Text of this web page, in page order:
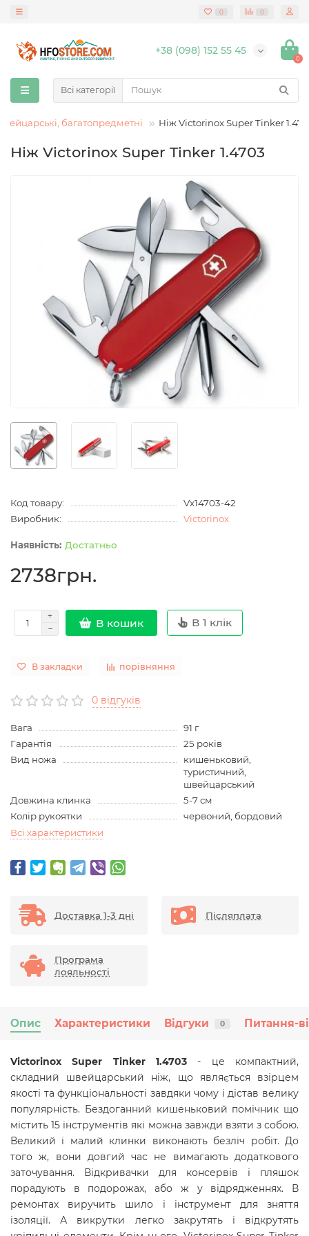
0 0
+38 (098) 152 55 45
0
Всі категорії
багатопредметні Ніж Victorinox Super Tinker
Ніж Victorinox Super Tinker 1.4703
Код товару:
Vx14703-42
Виробник:
Victorinox
Достатньо
2738грн.
В кошик В 1 клік
В закладки порівняння
0 відгуків
Вага
91 г
Гарантія
25 років
Вид ножа
кишеньковий,
туристичний,
швейцарський
Довжина клинка
5-7 см
Колір рукоятки
червоний, бордовий
Всі характеристики
Доставка 1-3 дні Післяплата
Програма
лояльності
Опис Характеристики Відгуки 0 Питання-
Victorinox Super Tinker 1.4703 - це компактний,
складний швейцарський ніж, що являється взірцем
якості та функціональності завдяки чому і дістав велику
популярність. Бездоганний кишеньковий помічник що
містить 15 інструментів які можна завжди взяти з собою.
Великий і малий клинки виконають безліч робіт. До
того ж, вони довгий час не вимагають додаткового
заточування. Відкривачки для консервів і пляшок
порадують в подорожах, або ж у відрядженнях. В
ремонтах виручить шило і інструмент для зняття
ізоляції. А викрутки легко закрутять і відкрутять